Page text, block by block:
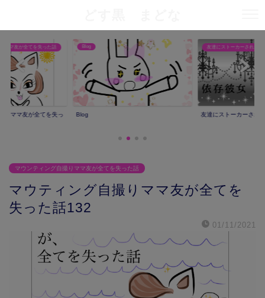
ママ友が全てを失った話
りママ友が全てを失っ
Blog
Blog
友達にストーカーされた話
友達にストーカーされ
マウンティング自撮りママ友が全てを失った話
マウティング自撮りママ友が全てを
失った話132
01/11/2021